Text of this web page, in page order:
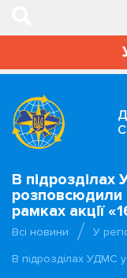
В підрозділах
розповсюдили
рамках акції
Всі новини
У
В підрозділах УДМС